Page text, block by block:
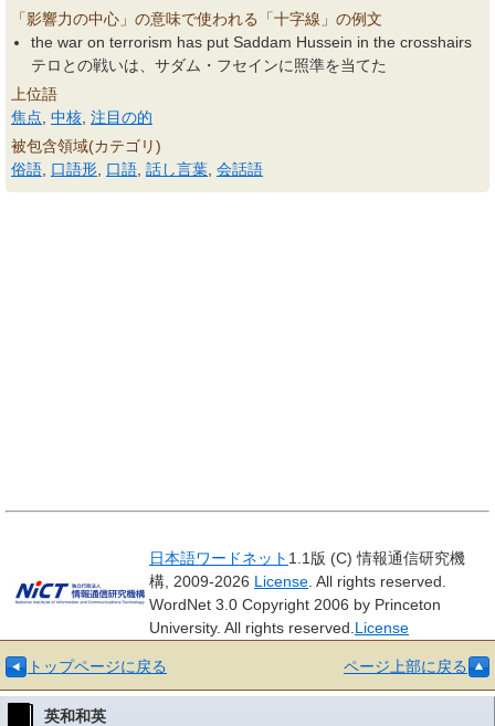
「影響力の中心」の意味で使われる「十字線」の例文
the war on terrorism has put Saddam Hussein in the crosshairs
テロとの戦いは、サダム・フセインに照準を当てた
上位語
焦点 中核 注目の的
被包含領域(カテゴリ)
俗語 口語形 口語 話し言葉 会話語
日本語ワードネット 1.1版 (C) 情報通信研究機
構, 2009-2026 License . All rights reserved.
WordNet 3.0 Copyright 2006 by Princeton
University. All rights reserved. License
トップページに戻る ページ上部に戻る
英和和英